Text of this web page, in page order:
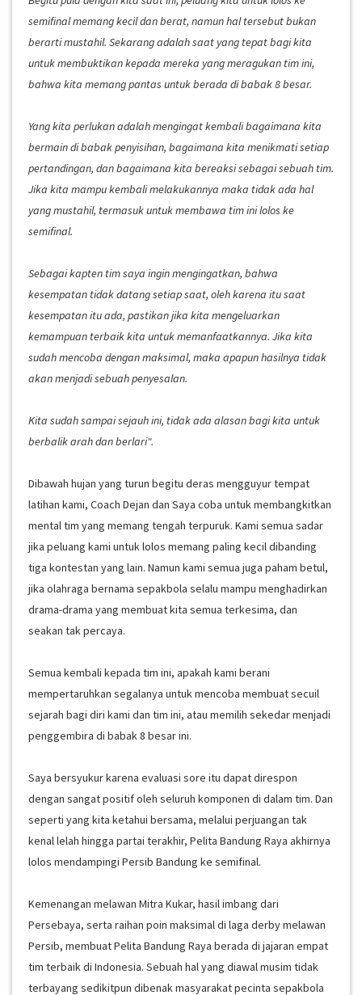
semifinal memang kecil dan berat, namun hal tersebut bukan
berarti mustahil. Sekarang adalah saat yang tepat bagi kita
untuk membuktikan kepada mereka yang meragukan tim ini,
bahwa kita memang pantas untuk berada di babak 8 besar.
Yang kita perlukan adalah mengingat kembali bagaimana kita
bermain di babak penyisihan, bagaimana kita menikmati setiap
pertandingan, dan bagaimana kita bereaksi sebagai sebuah tim.
Jika kita mampu kembali melakukannya maka tidak ada hal
yang mustahil, termasuk untuk membawa tim ini lolos ke
semifinal.
Sebagai kapten tim saya ingin mengingatkan, bahwa
kesempatan tidak datang setiap saat, oleh karena itu saat
kesempatan itu ada, pastikan jika kita mengeluarkan
kemampuan terbaik kita untuk memanfaatkannya. Jika kita
sudah mencoba dengan maksimal, maka apapun hasilnya tidak
akan menjadi sebuah penyesalan.
Kita sudah sampai sejauh ini, tidak ada alasan bagi kita untuk
berbalik arah dan berlari".
Dibawah hujan yang turun begitu deras mengguyur tempat
latihan kami, Coach Dejan dan Saya coba untuk membangkitkan
mental tim yang memang tengah terpuruk. Kami semua sadar
jika peluang kami untuk lolos memang paling kecil dibanding
tiga kontestan yang lain. Namun kami semua juga paham betul,
jika olahraga bernama sepakbola selalu mampu menghadirkan
drama-drama yang membuat kita semua terkesima, dan
seakan tak percaya.
Semua kembali kepada tim ini, apakah kami berani
mempertaruhkan segalanya untuk mencoba membuat secuil
sejarah bagi diri kami dan tim ini, atau memilih sekedar menjadi
penggembira di babak 8 besar ini.
Saya bersyukur karena evaluasi sore itu dapat direspon
dengan sangat positif oleh seluruh komponen di dalam tim. Dan
seperti yang kita ketahui bersama, melalui perjuangan tak
kenal lelah hingga partai terakhir, Pelita Bandung Raya akhirnya
lolos mendampingi Persib Bandung ke semifinal.
Kemenangan melawan Mitra Kukar, hasil imbang dari
Persebaya, serta raihan poin maksimal di laga derby melawan
Persib, membuat Pelita Bandung Raya berada di jajaran empat
tim terbaik di Indonesia. Sebuah hal yang diawal musim tidak
terbayang sedikitpun dibenak masyarakat pecinta sepakbola